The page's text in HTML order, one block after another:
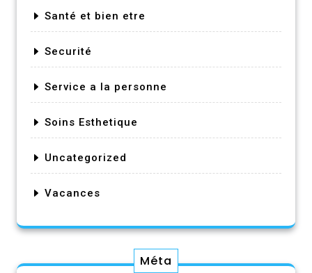
Santé et bien etre
Securité
Service a la personne
Soins Esthetique
Uncategorized
Vacances
Méta